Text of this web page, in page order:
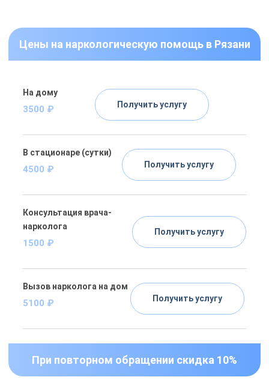
Цены на наркологическую помощь в Рязани
На дому
3500 ₽ Получить услугу
В стационаре (сутки)
4500 ₽ Получить услугу
Консультация врача-
нарколога
1500 ₽
Получить услугу
Вызов нарколога на дом
5100 ₽ Получить услугу
При повторном обращении скидка 10%